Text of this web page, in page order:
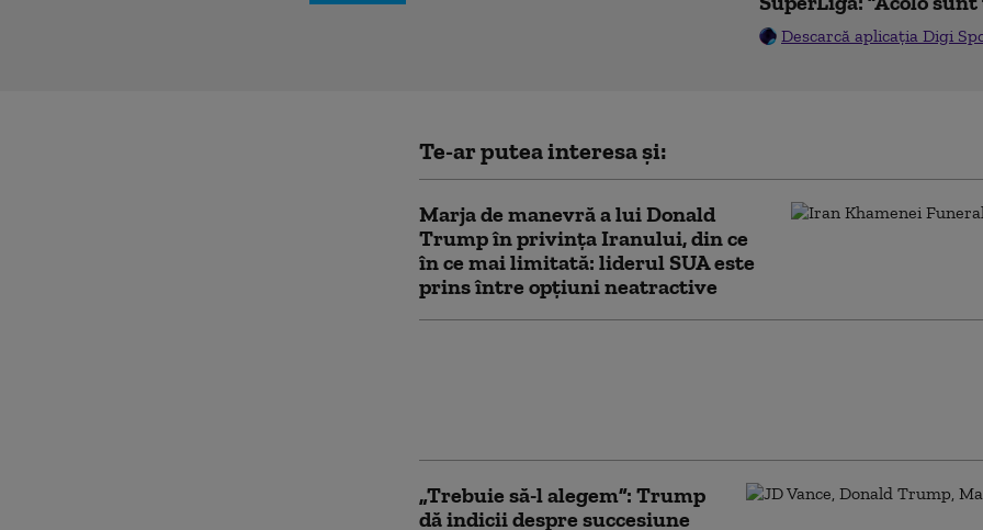
Descarcă aplicația Digi
Te-ar putea interesa și:
Marja de manevră a lui Donald
Trump în privința Iranului, din ce
în ce mai limitată: liderul SUA este
prins între opțiuni neatractive
„Trebuie să-l alegem”: Trump
dă indicii despre succesiune